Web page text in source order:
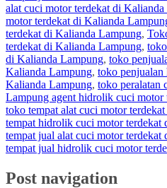
alat cuci motor terdekat di
motor terdekat di Kalianda
terdekat di Kalianda Lampung,
terdekat di Kalianda Lampung,
di Kalianda Lampung, toko
Kalianda Lampung, toko
Kalianda Lampung, toko peralatan
Lampung agent hidrolik cuci
toko tempat alat cuci motor
tempat hidrolik cuci motor terdekat
tempat jual alat cuci motor
tempat jual hidrolik cuci motor
Post navigation